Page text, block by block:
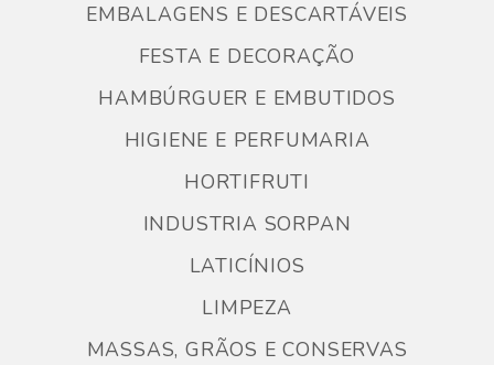
EMBALAGENS E DESCARTÁVEIS
FESTA E DECORAÇÃO
HAMBÚRGUER E EMBUTIDOS
HIGIENE E PERFUMARIA
HORTIFRUTI
INDUSTRIA SORPAN
LATICÍNIOS
LIMPEZA
MASSAS, GRÃOS E CONSERVAS